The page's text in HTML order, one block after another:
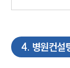
4. 병원컨설